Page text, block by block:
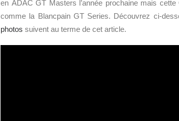
en ADAC GT Masters l’année prochaine mais
comme la Blancpain GT Series. Découvrez ci-
photos suivent au terme de cet article.